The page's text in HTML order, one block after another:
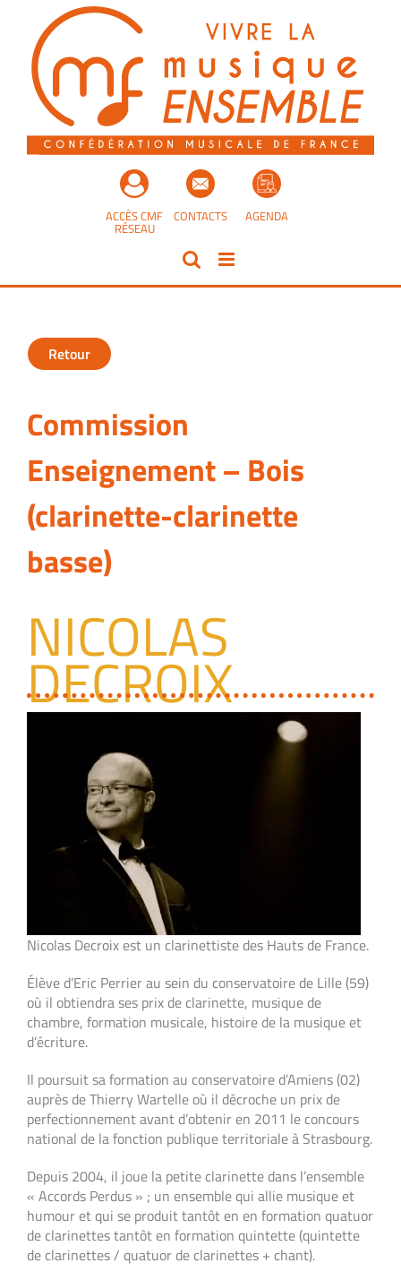
contenu
AGENDA
CONTACTS
ACCÈS CMF
RÉSEAU
Retour
Commission
Enseignement – Bois
(clarinette-clarinette
basse)
NICOLAS
DECROIX
Nicolas Decroix est un clarinettiste des Hauts de France.
Élève d’Eric Perrier au sein du conservatoire de Lille (59)
où il obtiendra ses prix de clarinette, musique de
chambre, formation musicale, histoire de la musique et
d’écriture.
Il poursuit sa formation au conservatoire d’Amiens (02)
auprès de Thierry Wartelle où il décroche un prix de
perfectionnement avant d’obtenir en 2011 le concours
national de la fonction publique territoriale à Strasbourg.
Depuis 2004, il joue la petite clarinette dans l’ensemble
« Accords Perdus » ; un ensemble qui allie musique et
humour et qui se produit tantôt en en formation quatuor
de clarinettes tantôt en formation quintette (quintette
de clarinettes / quatuor de clarinettes + chant).